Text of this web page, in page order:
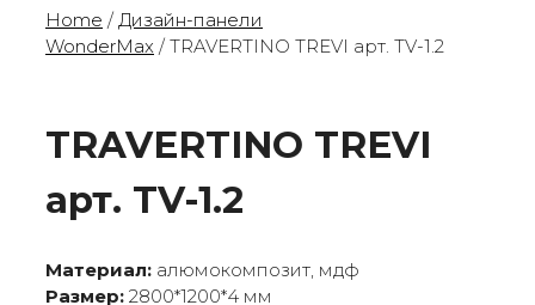
Home /Дизайн-панели
WonderMax / TRAVERTINО TREVI арт. TV-1.2
TRAVERTINО TREVI
арт. TV-1.2
Материал: алюмокомпозит, мдф
Размер: 2800*1200*4 мм